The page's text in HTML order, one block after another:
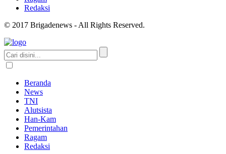
Redaksi
© 2017 Brigadenews - All Rights Reserved.
Beranda
News
TNI
Alutsista
Han-Kam
Pemerintahan
Ragam
Redaksi